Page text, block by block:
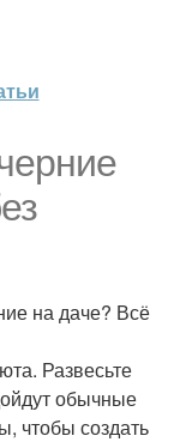
на даче? Всё
Развесьте
обычные
чтобы создать